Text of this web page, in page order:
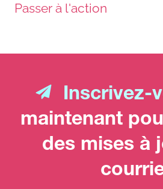
Passer à l'action
Inscrivez-
maintenant
des mises à